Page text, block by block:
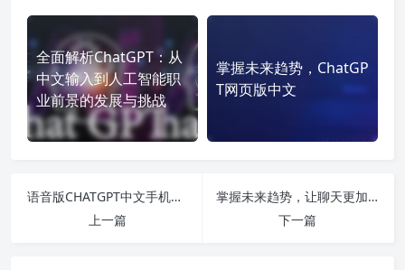
全面解析ChatGPT：从
中文输入到人工智能职
业前景的发展与挑战
掌握未来趋势，ChatGP
T网页版中文
语音版CHATGPT中文手机版，改变交流方式的智能助手
上一篇
掌握未来趋势，让聊天更加智能化——语音版ChatGPT安卓应用评测
下一篇